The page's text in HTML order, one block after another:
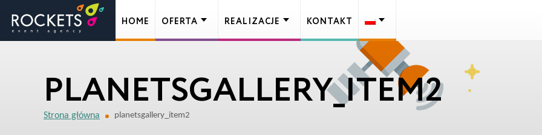
PLANETSGALLERY_ITEM2
Strona główna planetsgallery_item2
HOME OFERTA REALIZACJE KONTAKT